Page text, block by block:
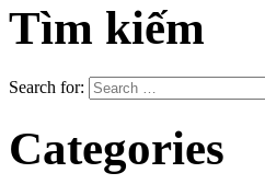
Tìm kiếm
Search for:
Categories